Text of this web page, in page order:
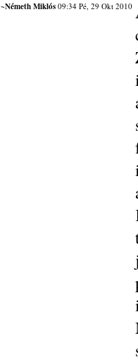
~Németh Miklós09:34 Pé, 29 Okt 2010